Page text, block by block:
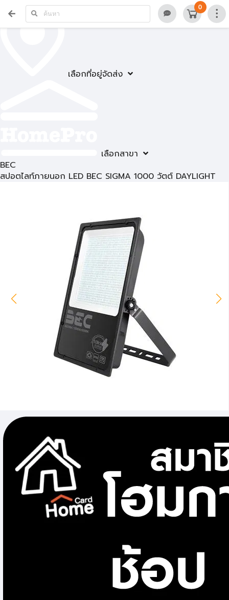
เลือกที่อยู่จัดส่ง
เลือกสาขา
0
BEC
สปอตไลท์ภายนอก LED BEC SIGMA 1000 วัตต์ DAYLIGHT